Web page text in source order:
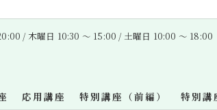
/ 木曜日 10:30 〜 15:00 / 土曜日 10:00 〜 18:00
応用講座 特別講座（前編）
特別講